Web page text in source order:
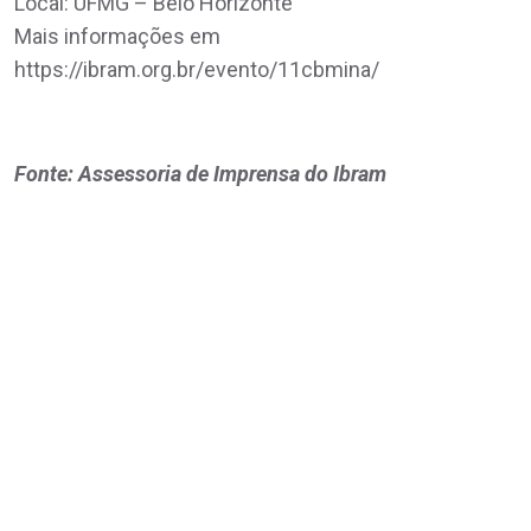
Mais informações em
https://ibram.org.br/evento/11cbmina/
Fonte: Assessoria de Imprensa do Ibram